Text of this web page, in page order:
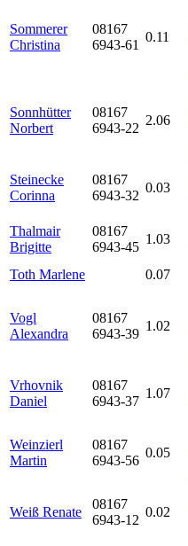
Sommerer
Christina
08167
6943-61
0.11
Sonnhütter
Norbert
08167
6943-22
2.06
Steinecke
Corinna
08167
6943-32
0.03
Thalmair
Brigitte
08167
6943-45
1.03
Toth Marlene
0.07
Vogl
Alexandra
08167
6943-39
1.02
Vrhovnik
Daniel
08167
6943-37
1.07
Weinzierl
Martin
08167
6943-56
0.05
Weiß Renate
08167
6943-12
0.02